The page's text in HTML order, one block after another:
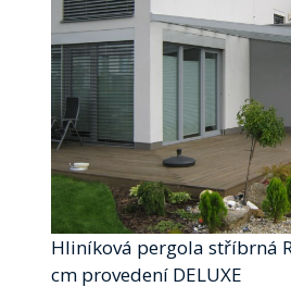
Hliníková pergola stříbrná
cm provedení DELUXE